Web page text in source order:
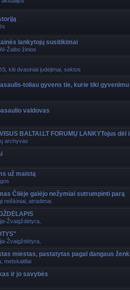
lankytojų susitikimai
Žaibo žinios
kiti dvasiniai judėjimai, sektos
toliau gyvens tie, kurie tiki gyvenimu
valdovas
BALTAI.LT FORUMŲ LANKYTojus dėl
archyvas
už maistą
Čilėje galėjo nežymiai sutrumpinti parą
reiškiniai, atradimai
Žvaigždėtyra,
Žvaigždėtyra,
miestas, pastatytas pagal dangaus
metskaitliai
ir jo savybės